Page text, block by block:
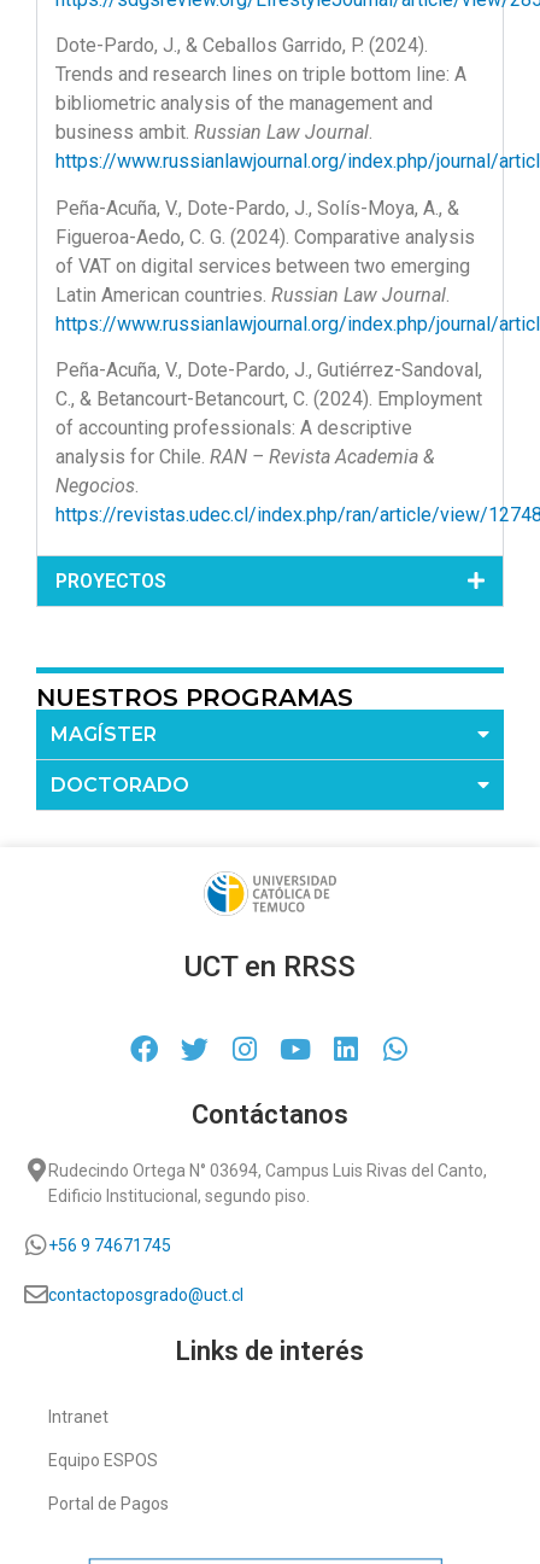
Dote-Pardo, J., & Ceballos Garrido, P. (2024).
Trends and research lines on triple bottom line: A
bibliometric analysis of the management and
business ambit. Russian Law Journal.
https://www.russianlawjournal.org/index.php/journal/
Peña-Acuña, V., Dote-Pardo, J., Solís-Moya, A., &
Figueroa-Aedo, C. G. (2024). Comparative analysis
of VAT on digital services between two emerging
Latin American countries. Russian Law Journal
https://www.russianlawjournal.org/index.php/journal/
Peña-Acuña, V., Dote-Pardo, J., Gutiérrez-Sandoval,
C., & Betancourt-Betancourt, C. (2024). Employment
of accounting professionals: A descriptive
analysis for Chile. RAN – Revista Academia &
Negocios.
https://revistas.udec.cl/index.php/ran/article/view/
PROYECTOS
NUESTROS PROGRAMAS
MAGÍSTER
DOCTORADO
UCT en RRSS
Contáctanos
Rudecindo Ortega N° 03694, Campus Luis Rivas del Canto,
Edificio Institucional, segundo piso.
+56 9 74671745
contactoposgrado@uct.cl
Links de interés
Intranet
Equipo ESPOS
Portal de Pagos